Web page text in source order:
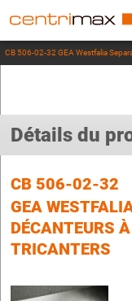
CB 506-02-32 GEA Westfalia
Détails du
CB 506-02-32
GEA
DÉCANTEURS
TRICANTERS